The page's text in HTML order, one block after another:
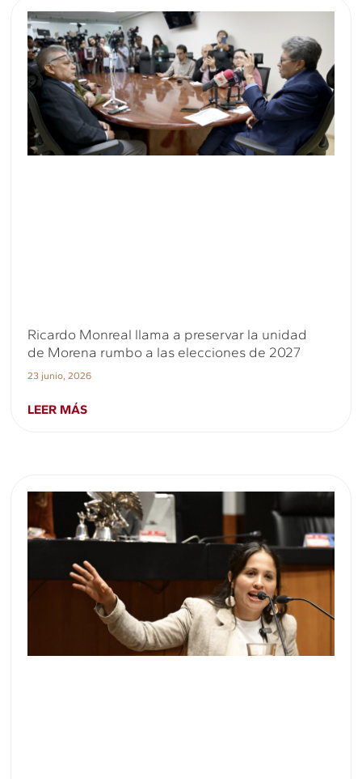
Ricardo Monreal llama a preservar la unidad
de Morena rumbo a las elecciones de 2027
23 junio, 2026
LEER MÁS